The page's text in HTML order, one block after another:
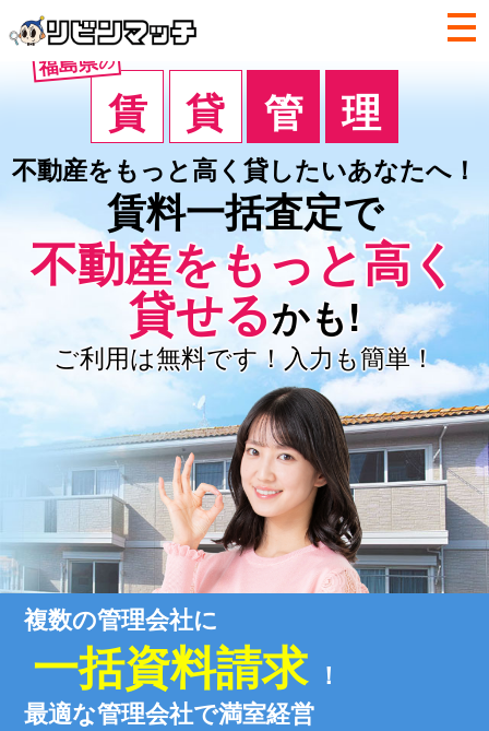
福島県の
賃 貸 管 理
不動産をもっと高く 貸したいあなたへ！
賃料一括査定で
不動産をもっと高く
貸せるかも!
ご利用は無料です！入力も簡単！
複数の管理会社に
一括資料請求 ！
最適な管理会社で満室経営